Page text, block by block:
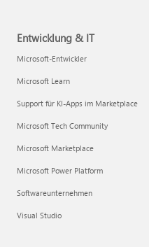
Entwicklung & IT
Microsoft-Entwickler
Microsoft Learn
Support für KI-Apps im Marketplace
Microsoft Tech Community
Microsoft Marketplace
Microsoft Power Platform
Softwareunternehmen
Visual Studio